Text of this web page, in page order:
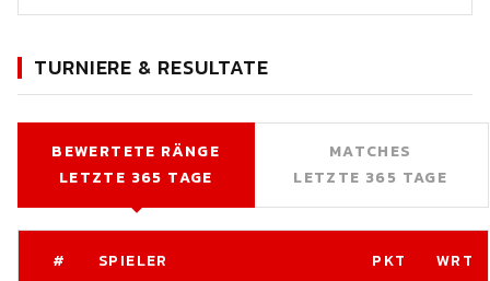
TURNIERE & RESULTATE
BEWERTETE RÄNGE
LETZTE 365 TAGE
MATCHES
LETZTE 365 TAGE
# SPIELER PKT WRT